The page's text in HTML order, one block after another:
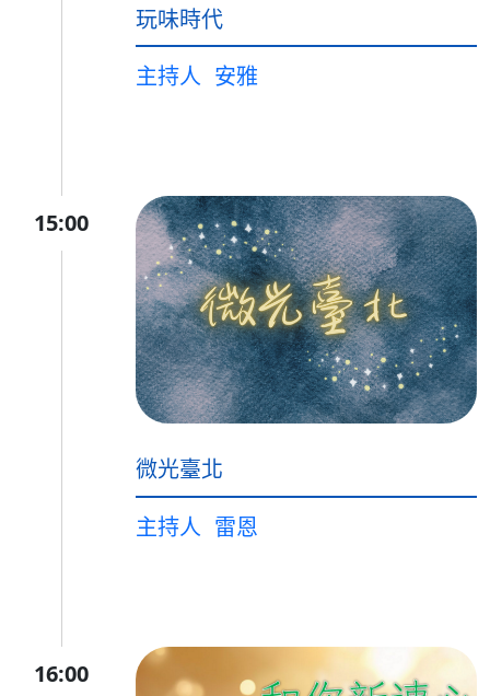
玩味時代
主持人 安雅
15:00
微光臺北
主持人 雷恩
16:00